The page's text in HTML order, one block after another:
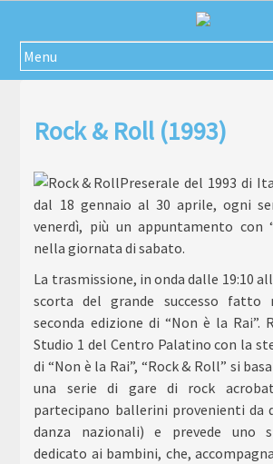
contenuto
Menu
Rock & Roll (1993)
Preserale del 1993 di
dal 18 gennaio al 30 aprile, ogni
venerdì, più un appuntamento
nella giornata di sabato.
La trasmissione, in onda dalle 19:10
scorta del grande successo fatto
seconda edizione di “Non è la Rai”.
Studio 1 del Centro Palatino con la
di “Non è la Rai”, “Rock & Roll” si
una serie di gare di rock
partecipano ballerini provenienti da
danza nazionali) e prevede uno
dedicato ai bambini, che,